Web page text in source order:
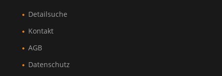
Detailsuche
Kontakt
AGB
Datenschutz